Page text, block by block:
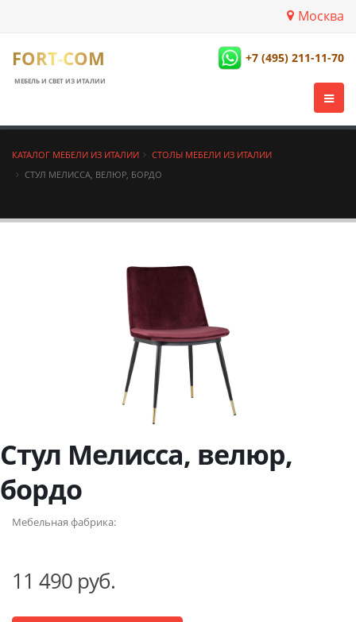
Москва
FORT-COM
МЕБЕЛЬ И СВЕТ ИЗ ИТАЛИИ
+7 (495) 211-11-70
КАТАЛОГ МЕБЕЛИ ИЗ ИТАЛИИ
СТОЛЫ МЕБЕЛИ ИЗ ИТАЛИИ
СТУЛ МЕЛИССА, ВЕЛЮР, БОРДО
Стул Мелисса, велюр,
бордо
Мебельная фабрика:
11 490 руб.